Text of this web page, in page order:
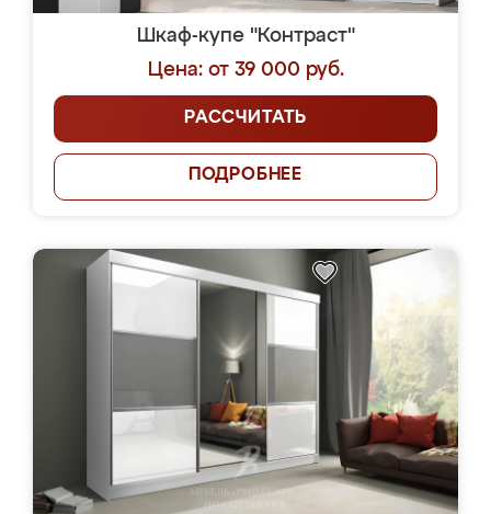
Шкаф-купе "Контраст"
Цена: от 39 000 руб.
РАССЧИТАТЬ
ПОДРОБНЕЕ